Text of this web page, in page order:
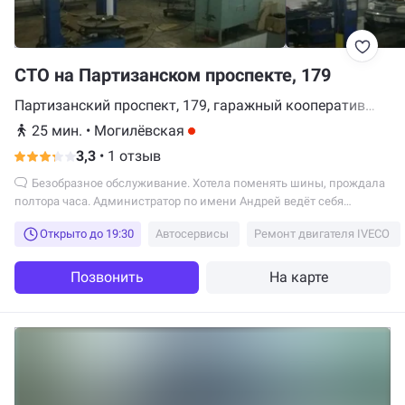
СТО на Партизанском проспекте, 179
Партизанский проспект, 179, гаражный кооператив
"Янка", Минск
25 мин. • Могилёвская
3,3 • 1 отзыв
полтора часа. Администратор по имени Андрей ведёт себя
ни объяснений. Ни сто, а шарашкина контора. Не рекомендуется
Открыто до 19:30 Автосервисы Ремонт двигателя IVECO
Позвонить На карте